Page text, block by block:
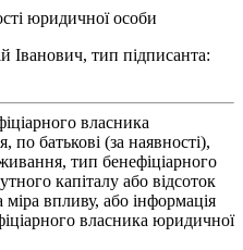
юридичної особи
Іванович, тип підписанта:
власника
по батькові (за наявності),
тип бенефіціарного
капіталу або відсоток
впливу, або інформація
власника юридичної